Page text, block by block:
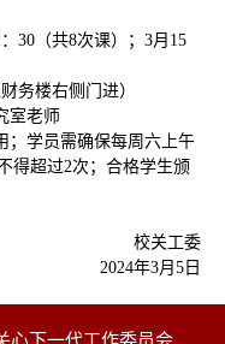
30（共8次课）； 3月15
务楼右侧门进）
室老师
；学员需确保每周六上午
得超过2次；合格学生颁
校关工委
2024年3月5日